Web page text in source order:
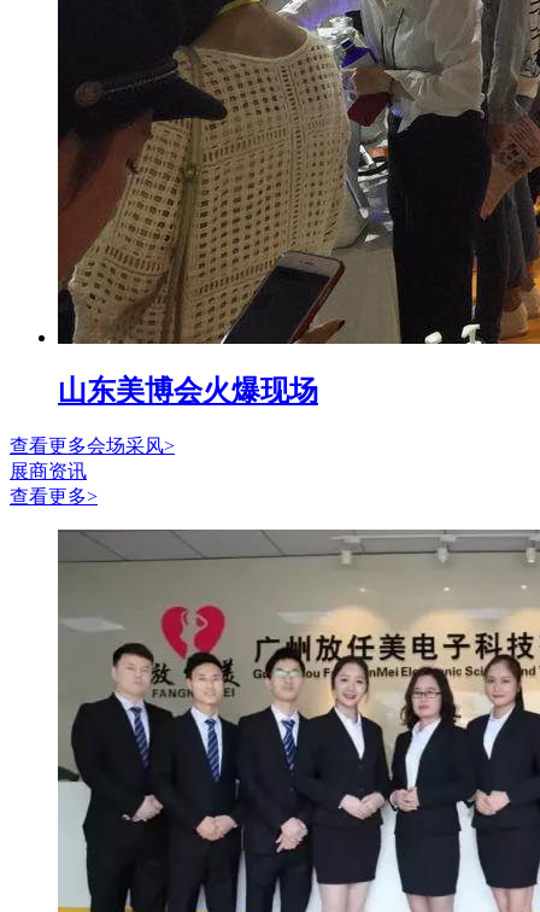
山东美博会火爆现场
查看更多会场采风>
展商资讯
查看更多>